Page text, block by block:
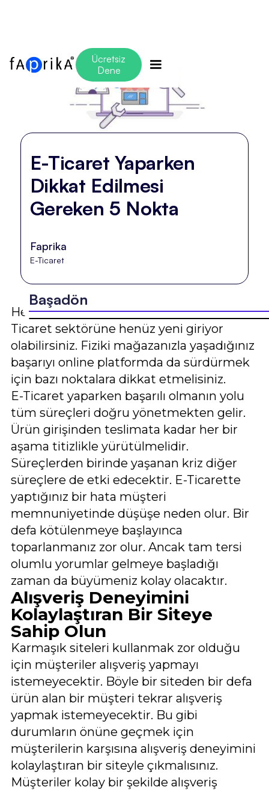
Ücretsiz
Dene
E-Ticaret Yaparken
Dikkat Edilmesi
Gereken 5 Nokta
Faprika
E-Ticaret
Başadön
Her geçen gün daha da büyüyen E-
Ticaret sektörüne henüz yeni giriyor
olabilirsiniz. Fiziki mağazanızla yaşadığınız
başarıyı online platformda da sürdürmek
için bazı noktalara dikkat etmelisiniz.
E-Ticaret yaparken başarılı olmanın yolu
tüm süreçleri doğru yönetmekten gelir.
Ürün girişinden teslimata kadar her bir
aşama titizlikle yürütülmelidir.
Süreçlerden birinde yaşanan kriz diğer
süreçlere de etki edecektir. E-Ticarette
yaptığınız bir hata müşteri
memnuniyetinde düşüşe neden olur. Bir
defa kötülenmeye başlayınca
toparlanmanız zor olur. Ancak tam tersi
olumlu yorumlar gelmeye başladığı
zaman da büyümeniz kolay olacaktır.
Alışveriş Deneyimini
Kolaylaştıran Bir Siteye
Sahip Olun
Karmaşık siteleri kullanmak zor olduğu
için müşteriler alışveriş yapmayı
istemeyecektir. Böyle bir siteden bir defa
ürün alan bir müşteri tekrar alışveriş
yapmak istemeyecektir. Bu gibi
durumların önüne geçmek için
müşterilerin karşısına alışveriş deneyimini
kolaylaştıran bir siteyle çıkmalısınız.
Müşteriler kolay bir şekilde alışveriş